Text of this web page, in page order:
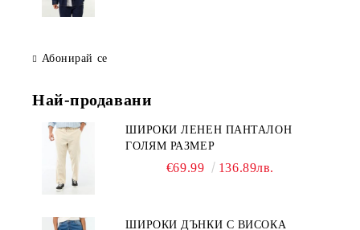
Абонирай се
Най-продавани
ШИРОКИ ЛЕНЕН ПАНТАЛОН
ГОЛЯМ РАЗМЕР
€69.99 136.89лв.
ШИРОКИ ДЪНКИ С ВИСОКА